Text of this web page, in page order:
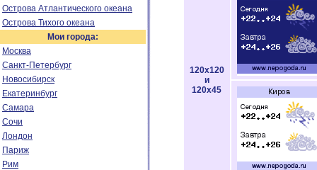
Острова Атлантического океана
Острова Тихого океана
Мои города:
Москва
Санкт-Петербург
Новосибирск
Екатеринбург
Самара
Сочи
Лондон
Париж
Рим
120x120
и
120x45